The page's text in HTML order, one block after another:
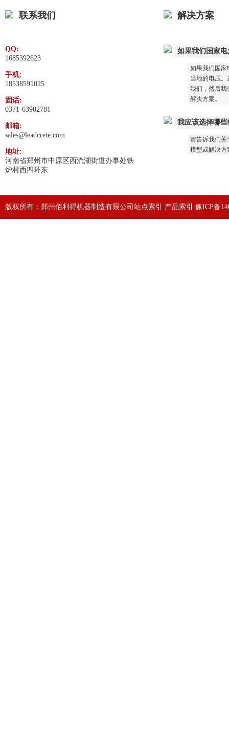
联系我们
QQ:
1685392623
手机:
18538591025
固话:
0371-63902781
邮箱:
sales@leadcrete.com
地址:
河南省郑州市中原区西流湖街道办事处铁
炉村西四环东
解决方案
如果我们国家
如果我们国家
当地的电压。
我们，然后我
解决方案。
我应该选择哪
请告诉我们关
模型或解决方
版权所有：郑州佰利得机器制造有限公司 站点索引 产品索引 豫ICP备